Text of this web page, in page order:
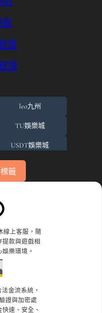
值
款
策
策
leo九州
TU娛樂城
USDT娛樂城
世界杯投注
九州娛樂leo
九州娛樂城不出金
優塔娛樂城App
籤
線上客服，隨
提款與遊戲相
樂環境。
金流系統，
證與加密處
速、安全、